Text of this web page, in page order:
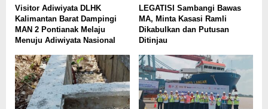
Visitor Adiwiyata DLHK
Kalimantan Barat Dampingi
MAN 2 Pontianak Melaju
Menuju Adiwiyata Nasional
LEGATISI Sambangi Bawas
MA, Minta Kasasi Ramli
Dikabulkan dan Putusan
Ditinjau